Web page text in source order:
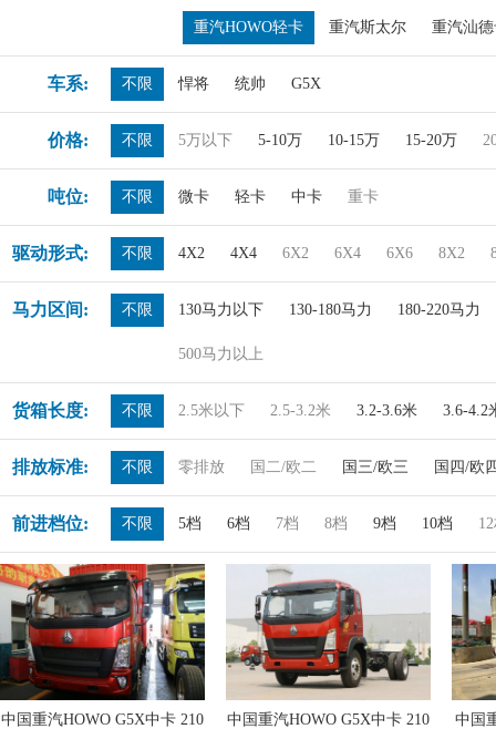
重汽HOWO轻卡 重汽斯太尔 重汽汕
车系: 不限 悍将 统帅 G5X
价格: 不限 5万以下 5-10万 10-15万 15-20万
吨位: 不限 微卡 轻卡 中卡 重卡
驱动形式: 不限 4X2 4X4 6X2 6X4 6X6 8X2
马力区间: 不限 130马力以下 130-180马力 180-220马力
500马力以上
货箱长度: 不限 2.5米以下 2.5-3.2米 3.2-3.6米 3.6-4.2
排放标准: 不限 零排放 国二/欧二 国三/欧三 国四/欧
前进档位: 不限 5档 6档 7档 8档 9档 10档
中国重汽HOWO G5X中卡 210
中国重汽HOWO G5X中卡 210
中国